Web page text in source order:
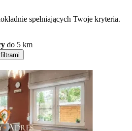
spełniających Twoje kryteria.
do 5 km